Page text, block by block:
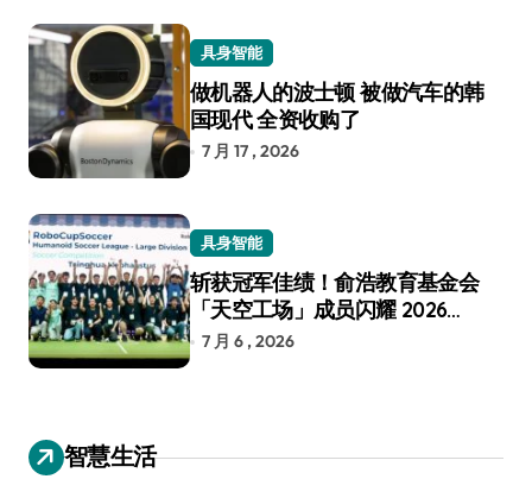
具身智能
做机器人的波士顿 被做汽车的韩
国现代 全资收购了
7 月 17 , 2026
具身智能
斩获冠军佳绩！俞浩教育基金会
「天空工场」成员闪耀 2026
RoboCup 机器人世界杯
7 月 6 , 2026
智慧生活